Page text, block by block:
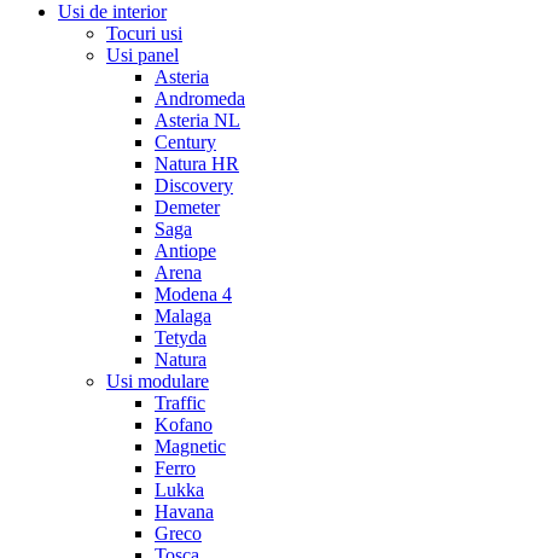
Usi de interior
Tocuri usi
Usi panel
Asteria
Andromeda
Asteria NL
Century
Natura HR
Discovery
Demeter
Saga
Antiope
Arena
Modena 4
Malaga
Tetyda
Natura
Usi modulare
Traffic
Kofano
Magnetic
Ferro
Lukka
Havana
Greco